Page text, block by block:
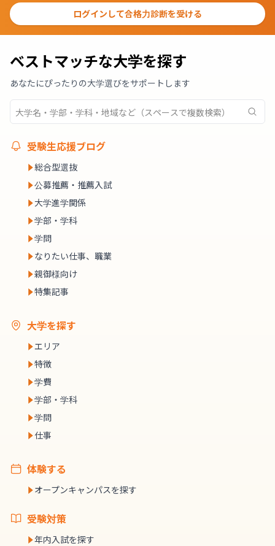
ログインして合格力診断を受ける
ベストマッチな大学を探す
あなたにぴったりの大学選びをサポートします
受験生応援ブログ
総合型選抜
公募推薦・推薦入試
大学進学関係
学部・学科
学問
なりたい仕事、職業
親御様向け
特集記事
大学を探す
エリア
特徴
学費
学部・学科
学問
仕事
体験する
オープンキャンパスを探す
受験対策
年内入試を探す